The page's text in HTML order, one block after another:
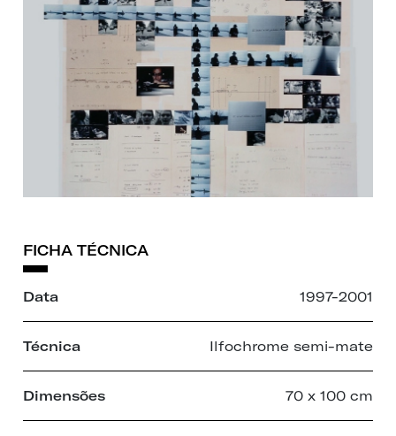
FICHA TÉCNICA
Data 1997-2001
Técnica Ilfochrome semi-mate
Dimensões 70 x 100 cm